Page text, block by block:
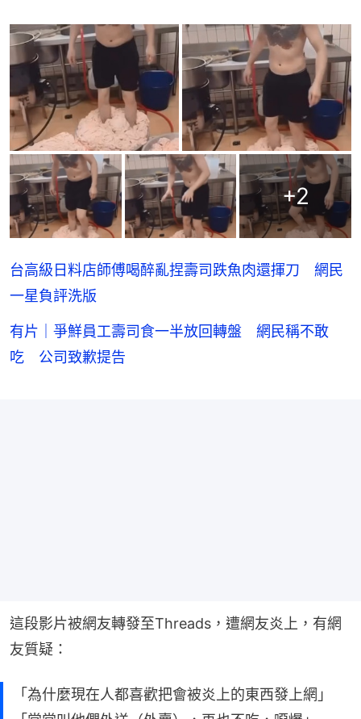
+2
台高級日料店師傅喝醉亂捏壽司跌魚肉還揮刀 網民
一星負評洗版
有片｜爭鮮員工壽司食一半放回轉盤 網民稱不敢
吃 公司致歉提告
這段影片被網友轉發至Threads，遭網友炎上，有網
友質疑：
「為什麼現在人都喜歡把會被炎上的東西發上網」